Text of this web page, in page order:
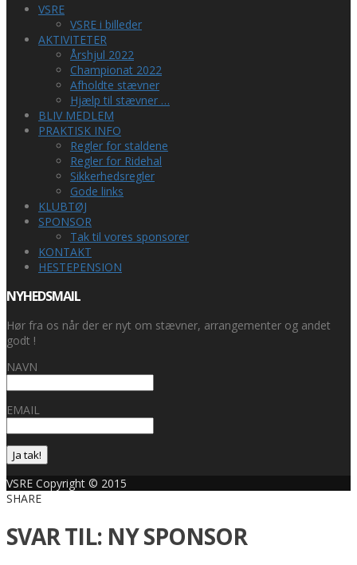
VSRE
VSRE i billeder
AKTIVITETER
Årshjul 2022
Championat 2022
Afholdte stævner
Hjælp til stævner …
BLIV MEDLEM
PRAKTISK INFO
Regler for staldene
Regler for Ridehal
Sikkerhedsregler
Gode links
KLUBTØJ
SPONSOR
Tak til vores sponsorer
KONTAKT
HESTEPENSION
NYHEDSMAIL
Hør fra os når der er nyt om stævner, arrangementer og andet
godt !
NAVN
EMAIL
Ja tak!
VSRE Copyright © 2015
SHARE
SVAR TIL: NY SPONSOR